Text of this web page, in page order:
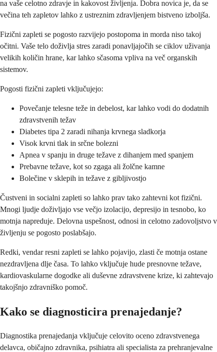
na vaše celotno zdravje in kakovost življenja. Dobra novica je, da se
večina teh zapletov lahko z ustreznim zdravljenjem bistveno izboljša.
Fizični zapleti se pogosto razvijejo postopoma in morda niso takoj
očitni. Vaše telo doživlja stres zaradi ponavljajočih se ciklov uživanja
velikih količin hrane, kar lahko sčasoma vpliva na več organskih
sistemov.
Pogosti fizični zapleti vključujejo:
Povečanje telesne teže in debelost, kar lahko vodi do dodatnih
zdravstvenih težav
Diabetes tipa 2 zaradi nihanja krvnega sladkorja
Visok krvni tlak in srčne bolezni
Apnea v spanju in druge težave z dihanjem med spanjem
Prebavne težave, kot so zgaga ali žolčne kamne
Bolečine v sklepih in težave z gibljivostjo
Čustveni in socialni zapleti so lahko prav tako zahtevni kot fizični.
Mnogi ljudje doživljajo vse večjo izolacijo, depresijo in tesnobo, ko
motnja napreduje. Delovna uspešnost, odnosi in celotno zadovoljstvo v
življenju se pogosto poslabšajo.
Redki, vendar resni zapleti se lahko pojavijo, zlasti če motnja ostane
nezdravljena dlje časa. To lahko vključuje hude presnovne težave,
kardiovaskularne dogodke ali duševne zdravstvene krize, ki zahtevajo
takojšnjo zdravniško pomoč.
Kako se diagnosticira prenajedanje?
Diagnostika prenajedanja vključuje celovito oceno zdravstvenega
delavca, običajno zdravnika, psihiatra ali specialista za prehranjevalne